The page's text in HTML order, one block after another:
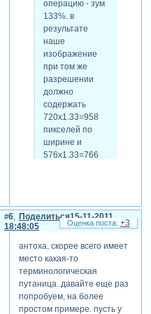
как сделать презентацию в
целом мне понятно: надо
создать
последовательность
слайдов на timeline и
определить переходы
между этими слайдами. а
еще положить аудиофайлы
(скорее всего, некий
аудиомикс) на
единственную звуковую
дорожку. любой слайд в psp
или звук (к растровым
изображениям я отношу
применяться различного
рода воздействия -
работу все равно придется.
отредактировано ralex (14-
11-2011 23:55:08)
увидеть ссылки
знакомства с acdsee и irfan
view все же остановился на
ней. на мой взгляд крайне
удобна и функциональна,
хотя большинство её
функций мне никогда не
требовались. умеет, кстати,
показывать материал в
режиме собственного
примитивного слайдшоу. а
фотографии с
ясно, что psp
совершенно не нужны наши
10 и более мегапикселей. у
пикселей всего-то. и вроде
получается, что если
фотографии к этому
операцию - зум
133%. в
результате
наше
изображение
при том же
разрешении
должно
содержать
720х1.33=958
пикселей по
ширине и
576х1.33=766
пикселей
отсечется,
выйдя за
пределы
экрана и в
результирующем
изображении
по-прежнему
останутся
Поделиться
6
15-11-2011
18:48:05
антоха, скорее всего имеет
место какая-то
терминологическая
путаница. давайте еще раз
попробуем, на более
простом примере. пусть у
+3